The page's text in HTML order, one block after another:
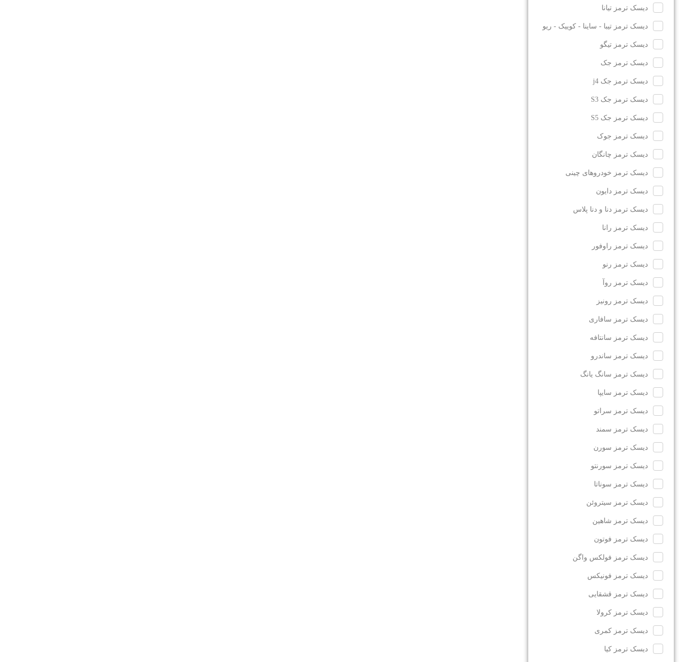
دیسک ترمز تیانا
دیسک ترمز تیبا - ساینا - کوییک - ریو
دیسک ترمز تیگو
دیسک ترمز جک
دیسک ترمز جک j4
دیسک ترمز جک S3
دیسک ترمز جک S5
دیسک ترمز جوک
دیسک ترمز چانگان
دیسک ترمز خودروهای چینی
دیسک ترمز دایون
دیسک ترمز دنا و دنا پلاس
دیسک ترمز رانا
دیسک ترمز راوفور
دیسک ترمز رنو
دیسک ترمز روآ
دیسک ترمز رونیز
دیسک ترمز سافاری
دیسک ترمز سانتافه
دیسک ترمز ساندرو
دیسک ترمز سانگ یانگ
دیسک ترمز سایپا
دیسک ترمز سراتو
دیسک ترمز سمند
دیسک ترمز سورن
دیسک ترمز سورنتو
دیسک ترمز سوناتا
دیسک ترمز سیتروئن
دیسک ترمز شاهین
دیسک ترمز فوتون
دیسک ترمز فولکس واگن
دیسک ترمز فونیکس
دیسک ترمز قشقایی
دیسک ترمز کرولا
دیسک ترمز کمری
دیسک ترمز کیا